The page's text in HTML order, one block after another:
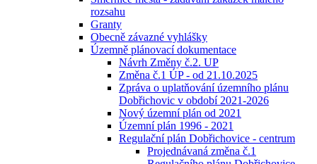
rozsahu
Granty
Obecně závazné vyhlášky
Územně plánovací dokumentace
Návrh Změny č.2. UP
Změna č.1 ÚP - od 21.10.2025
Zpráva o uplatňování územního plánu
Dobřichovic v období 2021-2026
Nový územní plán od 2021
Územní plán 1996 - 2021
Regulační plán Dobřichovice - centrum
Projednávaná změna č.1